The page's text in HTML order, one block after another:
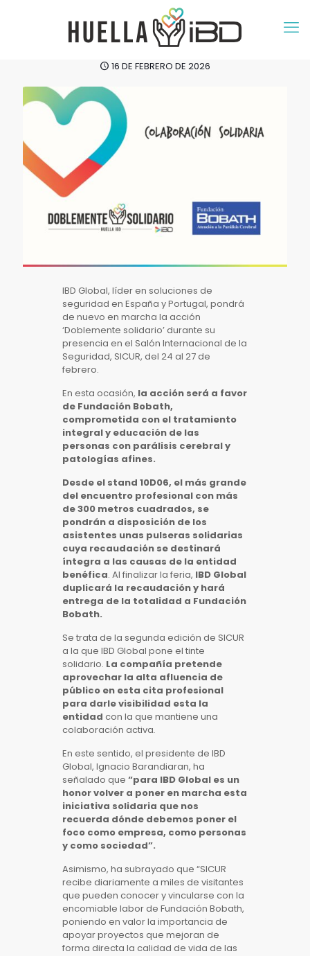
16 DE FEBRERO DE 2026
IBD Global, líder en soluciones de
seguridad en España y Portugal, pondrá
de nuevo en marcha la acción
‘Doblemente solidario’ durante su
presencia en el Salón Internacional de la
Seguridad, SICUR, del 24 al 27 de
febrero.
En esta ocasión, la acción será a favor
de Fundación Bobath,
comprometida con el tratamiento
integral y educación de las
personas con parálisis cerebral y
patologías afines.
Desde el stand 10D06, el más grande
del encuentro profesional con más
de 300 metros cuadrados, se
pondrán a disposición de los
asistentes unas pulseras solidarias
cuya recaudación se destinará
íntegra a las causas de la entidad
benéfica. Al finalizar la feria, IBD Global
duplicará la recaudación y hará
entrega de la totalidad a Fundación
Bobath.
Se trata de la segunda edición de SICUR
a la que IBD Global pone el tinte
solidario. La compañía pretende
aprovechar la alta afluencia de
público en esta cita profesional
para darle visibilidad esta la
entidad con la que mantiene una
colaboración activa.
En este sentido, el presidente de IBD
Global, Ignacio Barandiaran, ha
señalado que“para IBD Global es un
honor volver a poner en marcha esta
iniciativa solidaria que nos
recuerda dónde debemos poner el
foco como empresa, como personas
y como sociedad”.
Asimismo, ha subrayado que “SICUR
recibe diariamente a miles de visitantes
que pueden conocer y vincularse con la
encomiable labor de Fundación Bobath,
poniendo en valor la importancia de
apoyar proyectos que mejoran de
forma directa la calidad de vida de las